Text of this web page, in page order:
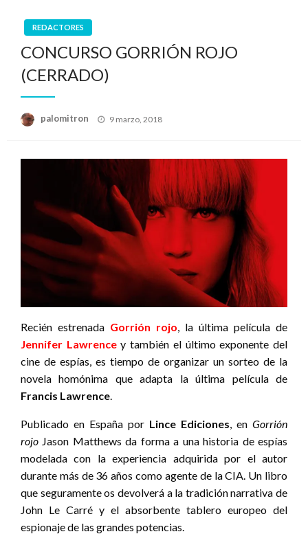
REDACTORES
CONCURSO GORRIÓN ROJO
(CERRADO)
palomitron
Publicado
9 marzo, 2018
Recién estrenada Gorrión rojo , la última película de
Jennifer Lawrencey también el último exponente del
cine de espías, es tiempo de organizar un sorteo de la
novela homónima que adapta la última película de
Francis Lawrence
Publicado en España por Lince Ediciones , en Gorrión
rojo Jason Matthews da forma a una historia de espías
modelada con la experiencia adquirida por el autor
durante más de 36 años como agente de la CIA. Un libro
que seguramente os devolverá a la tradición narrativa de
John Le Carré y el absorbente tablero europeo del
espionaje de las grandes potencias.